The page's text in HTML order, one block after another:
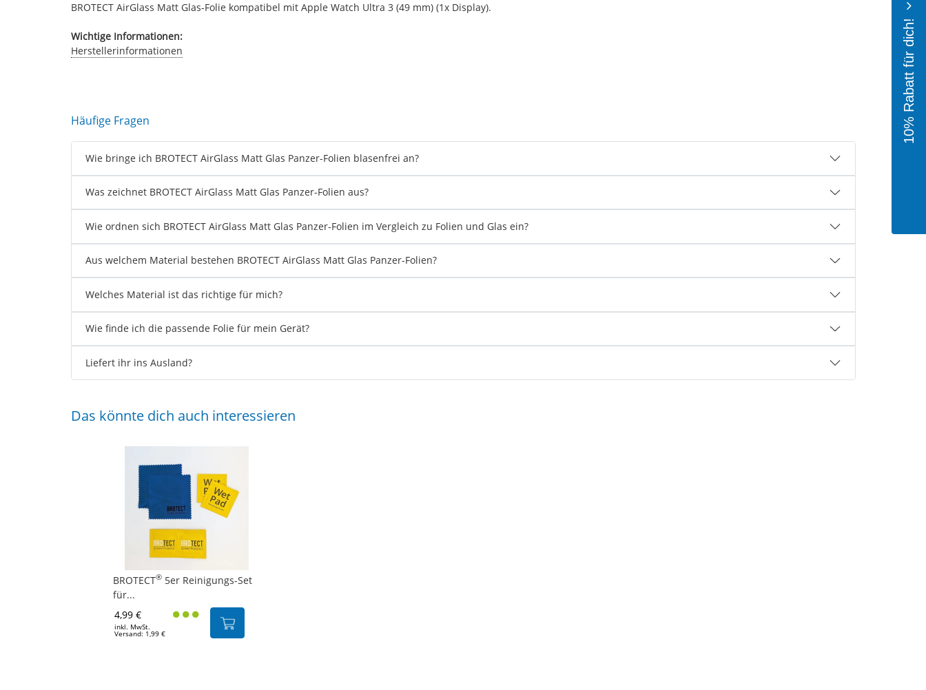
BROTECT AirGlass Matt Glas-Folie kompatibel mit Apple Watch Ultra 3 (49 mm) (1x Display).
Wichtige Informationen:
Herstellerinformationen
Häufige Fragen
Wie bringe ich BROTECT AirGlass Matt Glas Panzer-Folien blasenfrei an?
Was zeichnet BROTECT AirGlass Matt Glas Panzer-Folien aus?
Wie ordnen sich BROTECT AirGlass Matt Glas Panzer-Folien im Vergleich zu Folien und Glas ein?
Aus welchem Material bestehen BROTECT AirGlass Matt Glas Panzer-Folien?
Welches Material ist das richtige für mich?
Wie finde ich die passende Folie für mein Gerät?
Liefert ihr ins Ausland?
Das könnte dich auch interessieren
BROTECT®5er Reinigungs-Set
für...
4,99 €
inkl. MwSt.
Versand: 1,99 €
10% Rabatt für dich!